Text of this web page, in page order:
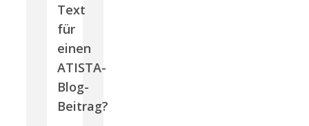
Text
für
einen
ATISTA-
Blog-
Beitrag?